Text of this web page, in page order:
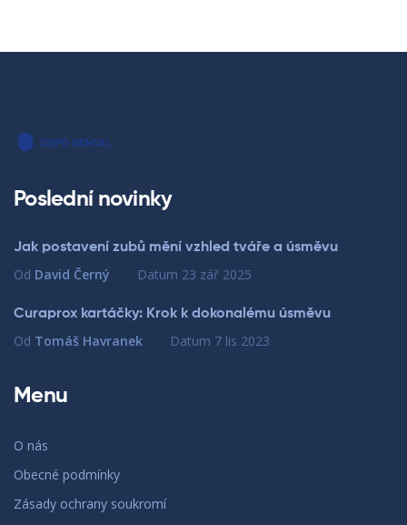
Poslední novinky
Jak postavení zubů mění vzhled tváře a úsměvu
Od David Černý Datum 23 zář 2025
Curaprox kartáčky: Krok k dokonalému úsměvu
Od Tomáš Havranek Datum 7 lis 2023
Menu
O nás
Obecné podmínky
Zásady ochrany soukromí